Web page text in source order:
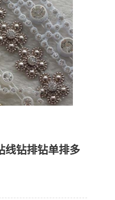
线钻排钻单排多